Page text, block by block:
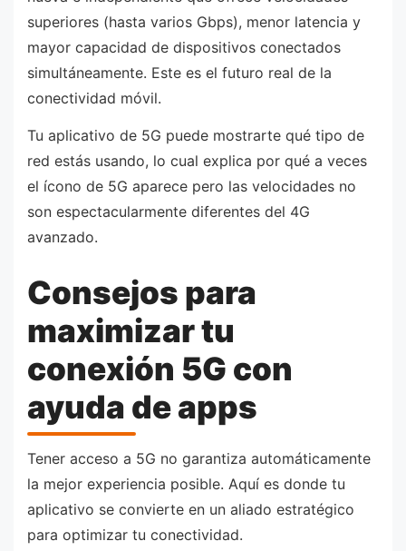
superiores (hasta varios Gbps), menor latencia y
mayor capacidad de dispositivos conectados
simultáneamente. Este es el futuro real de la
conectividad móvil.
Tu aplicativo de 5G puede mostrarte qué tipo de
red estás usando, lo cual explica por qué a veces
el ícono de 5G aparece pero las velocidades no
son espectacularmente diferentes del 4G
avanzado.
Consejos para
maximizar tu
conexión 5G con
ayuda de apps
Tener acceso a 5G no garantiza automáticamente
la mejor experiencia posible. Aquí es donde tu
aplicativo se convierte en un aliado estratégico
para optimizar tu conectividad.